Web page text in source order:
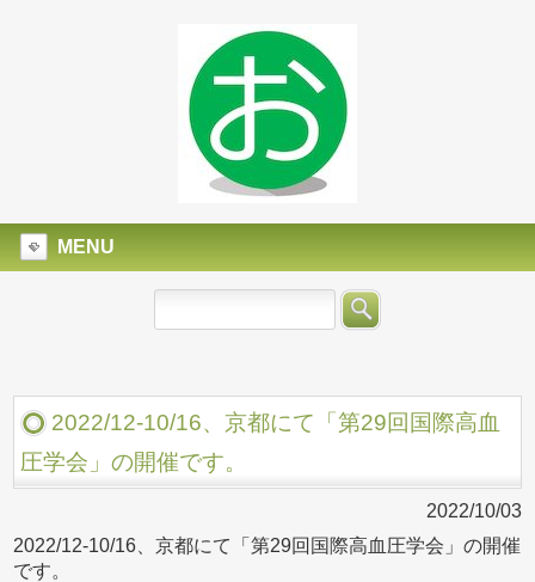
MENU
2022/12-10/16、京都にて「第29回国際高血
圧学会」の開催です。
2022/10/03
2022/12-10/16、京都にて「第29回国際高血圧学会」の開催
です。